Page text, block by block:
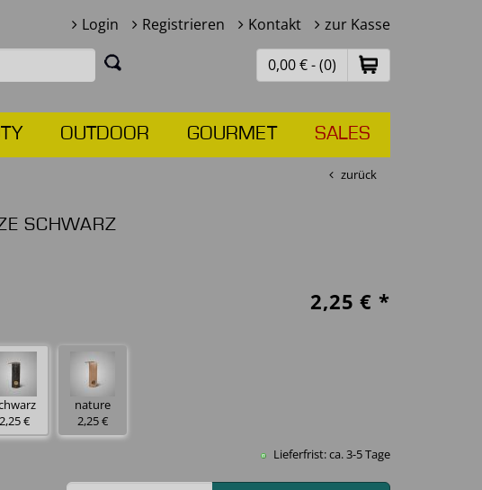
Login Registrieren Kontakt zur Kasse
0,00 € - (0)
OUTDOOR GOURMET SALES
zurück
SCHWARZ
2,25 € *
2,25 €
nature
2,25 €
Lieferfrist: ca. 3-5 Tage